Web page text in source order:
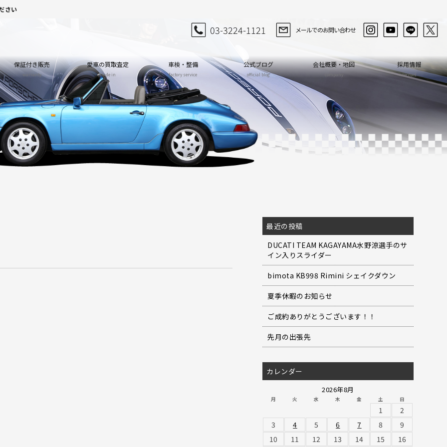
さい
保証付き販売
warranty
愛車の買取査定
trade in
車検・整備
factory service
公式ブログ
official blog
会社概要・地図
company
採用情報
recruit
最近の投稿
DUCATI TEAM KAGAYAMA水野涼選手のサ
イン入りスライダー
bimota KB998 Rimini シェイクダウン
夏季休暇のお知らせ
ご成約ありがとうございます！！
先月の出張先
カレンダー
2026年8月
月 火 水 木 金 土 日
1
2
3
4 5 6 7 8
9
10
11 12 13 14 15
16
03-3224-1121 メールでのお問い合わせ